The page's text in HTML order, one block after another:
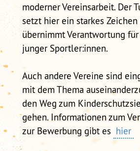
moderner Vereinsarbeit. Der
setzt hier ein starkes Zeichen
übernimmt Verantwortung
junger Sportler:innen.
Auch andere Vereine sind
mit dem Thema
den Weg zum
gehen. Informationen zum
zur Bewerbung gibt es hier